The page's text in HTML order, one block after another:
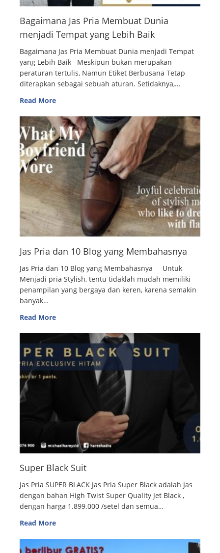
Bagaimana Jas Pria Membuat Dunia
menjadi Tempat yang Lebih Baik
Bagaimana Jas Pria Membuat Dunia menjadi Tempat
yang Lebih Baik Meskipun bukan merupakan
peraturan tertulis, Namun Etiket Berbusana Tetap
diterapkan sebagai sebuah aturan. Setidaknya,…
Read More
Jas Pria dan 10 Blog yang Membahasnya
Jas Pria dan 10 Blog yang Membahasnya Untuk
Menjadi pria Stylish, tentu tidaklah mudah memiliki
penampilan yang bergaya dan keren, karena semakin
banyak…
Read More
Super Black Suit
Jas Pria SUPER BLACK Jas Pria Super Black adalah Jas
dengan bahan High Twist Super Quality Jet Black ,
dengan harga 1.899.000 /setel dan semua…
Read More